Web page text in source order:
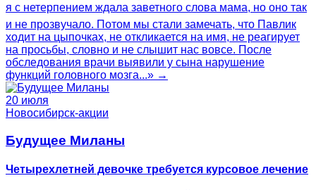
я с нетерпением ждала заветного слова мама, но оно так
и не прозвучало. Потом мы стали замечать, что Павлик
ходит на цыпочках, не откликается на имя, не реагирует
на просьбы, словно и не слышит нас вовсе. После
обследования врачи выявили у сына нарушение
функций головного мозга...» →
20 июля
Новосибирск-акции
Будущее Миланы
Четырехлетней девочке требуется курсовое лечение